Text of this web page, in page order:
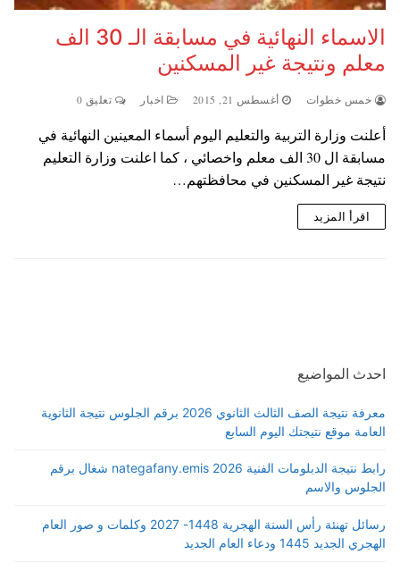
الاسماء النهائية في مسابقة الـ 30 الف
معلم ونتيجة غير المسكنين
خمس خطوات أغسطس 21, 2015 اخبار تعليق 0
أعلنت وزارة التربية والتعليم اليوم أسماء المعينين النهائية في
مسابقة ال 30 الف معلم واخصائي ، كما اعلنت وزارة التعليم
نتيجة غير المسكنين في محافظتهم…
اقرأ المزيد
احدث المواضيع
معرفة نتيجة الصف الثالث الثانوي 2026 برقم الجلوس نتيجة الثانوية
العامة موقع نتيجتك اليوم السابع
رابط نتيجة الدبلومات الفنية 2026 nategafany.emis شغال برقم
الجلوس والاسم
رسائل تهنئة رأس السنة الهجرية 1448- 2027 وكلمات و صور العام
الهجري الجديد 1445 ودعاء العام الجديد